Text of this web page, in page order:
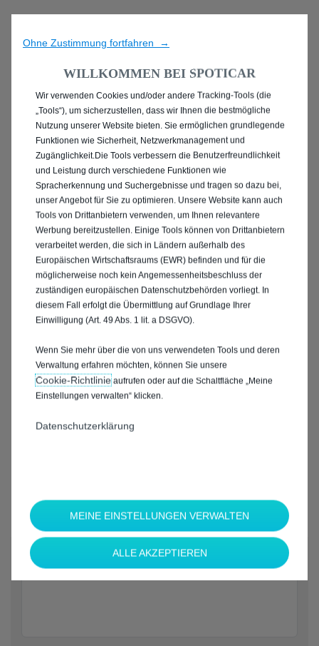
ENTDECKEN SIE ALLE
MIT BENZIN / MILD-
HYBRID ANTRIEB IN
REGENSBURG
Welche Marke möchten Sie?*
Ohne Zustimmung fortfahren →
WILLKOMMEN BEI SPOTICAR
Wir verwenden Cookies und/oder andere Tracking-Tools (die
„Tools“), um sicherzustellen, dass wir Ihnen die bestmögliche
Nutzung unserer Website bieten. Sie ermöglichen grundlegende
Funktionen wie Sicherheit, Netzwerkmanagement und
Zugänglichkeit.Die Tools verbessern die Benutzerfreundlichkeit
und Leistung durch verschiedene Funktionen wie
Spracherkennung und Suchergebnisse und tragen so dazu bei,
unser Angebot für Sie zu optimieren. Unsere Website kann auch
Tools von Drittanbietern verwenden, um Ihnen relevantere
Werbung bereitzustellen. Einige Tools können von Drittanbietern
verarbeitet werden, die sich in Ländern außerhalb des
Europäischen Wirtschaftsraums (EWR) befinden und für die
möglicherweise noch kein Angemessenheitsbeschluss der
zuständigen europäischen Datenschutzbehörden vorliegt. In
diesem Fall erfolgt die Übermittlung auf Grundlage Ihrer
Einwilligung (Art. 49 Abs. 1 lit. a DSGVO).
Wenn Sie mehr über die von uns verwendeten Tools und deren
Verwaltung erfahren möchten, können Sie unsere
Cookie‑Richtlinieaufrufen oder auf die Schaltfläche „Meine
Einstellungen verwalten“ klicken.
Datenschutzerklärung
MEINE EINSTELLUNGEN VERWALTEN
ALLE AKZEPTIEREN